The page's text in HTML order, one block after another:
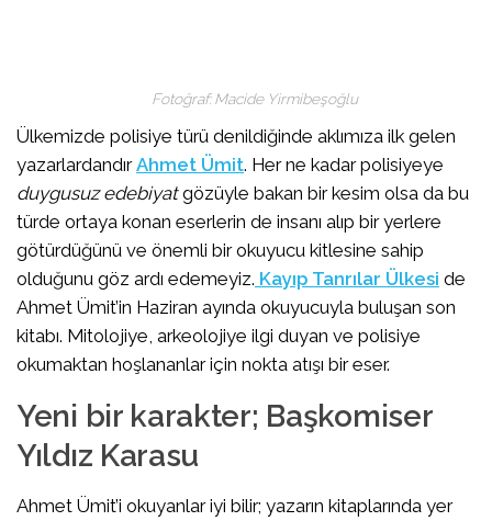
Fotoğraf: Macide Yirmibeşoğlu
Ülkemizde polisiye türü denildiğinde aklımıza ilk gelen
yazarlardandırAhmet Ümit. Her ne kadar polisiyeye
duygusuz edebiyatgözüyle bakan bir kesim olsa da bu
türde ortaya konan eserlerin de insanı alıp bir yerlere
götürdüğünü ve önemli bir okuyucu kitlesine sahip
olduğunu göz ardı edemeyiz. Kayıp Tanrılar Ülkesi de
Ahmet Ümit’in Haziran ayında okuyucuyla buluşan son
kitabı. Mitolojiye, arkeolojiye ilgi duyan ve polisiye
okumaktan hoşlananlar için nokta atışı bir eser.
Yeni bir karakter; Başkomiser
Yıldız Karasu
Ahmet Ümit’i okuyanlar iyi bilir; yazarın kitaplarında yer